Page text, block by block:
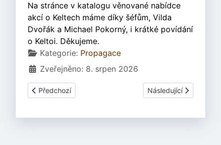
Na stránce v katalogu věnované nabídce
akcí o Keltech máme díky šéfům, Vilda
Dvořák a Michael Pokorný, i krátké povídání
o Keltoi. Děkujeme.
Základní údaje
Kategorie: Propagace
Zveřejněno: 8. srpen 2026
Předchozí článek: Spolupráce s cestovkou Kudrna v roce
Předchozí Další článek:
Následující